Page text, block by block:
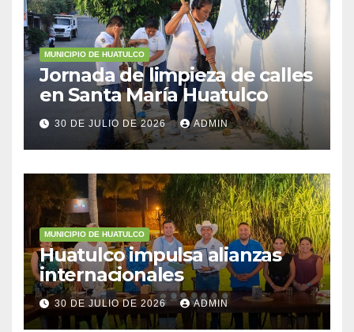
MUNICIPIO DE HUATULCO
Jornada de limpieza de calles
en Santa María Huatulco
30 DE JULIO DE 2026 ADMIN
MUNICIPIO DE HUATULCO
Huatulco impulsa alianzas
internacionales
30 DE JULIO DE 2026 ADMIN